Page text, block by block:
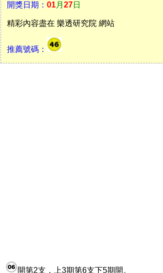
開獎日期： 01月 27日
精彩內容盡在 樂透研究院 網站
推薦號碼：
開第2支，上3期第6支下5期開。